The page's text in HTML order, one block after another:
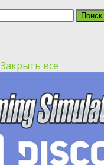
Закрыть все